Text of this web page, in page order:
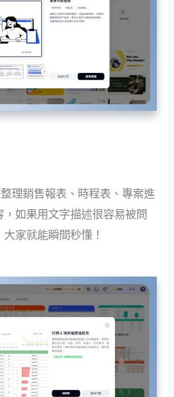
理銷售報表、時程表、專案進
如果用文字描述很容易被問
家就能瞬間秒懂！